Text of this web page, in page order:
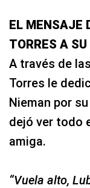
EL MENSAJE
TORRES A
A través de
Torres le
Nieman por
dejó ver todo
amiga.
“Vuela alto,